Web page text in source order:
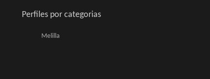
Perfiles por categorias
Melilla